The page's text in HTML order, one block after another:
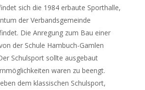
sich die 1984 erbaute Sporthalle,
der Verbandsgemeinde
Die Anregung zum Bau einer
der Schule Hambuch-Gamlen
Schulsport sollte ausgebaut
waren zu beengt.
dem klassischen Schulsport,